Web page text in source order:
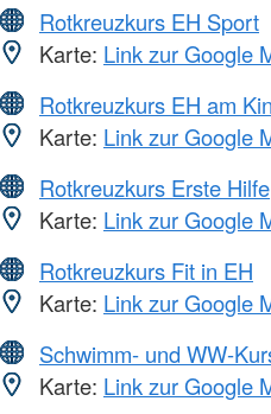
Rotkreuzkurs EH Sport
Karte: Link zur Google
Rotkreuzkurs EH am
Karte: Link zur Google
Rotkreuzkurs Erste Hilfe
Karte: Link zur Google
Rotkreuzkurs Fit in EH
Karte: Link zur Google
Schwimm- und WW-
Karte: Link zur Google